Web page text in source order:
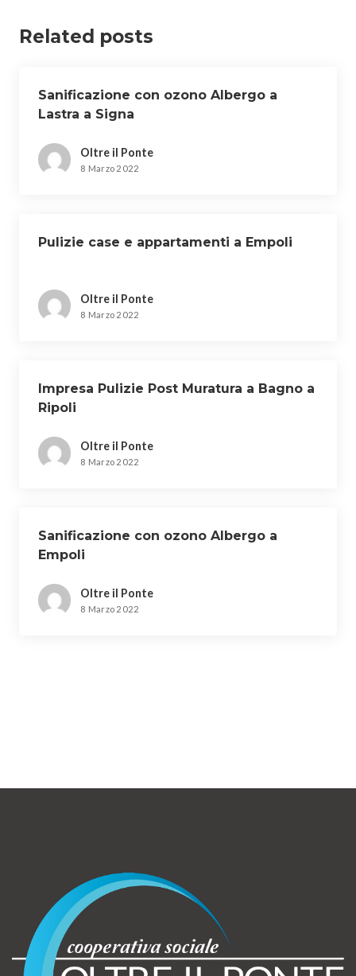
Related posts
Sanificazione con ozono Albergo a
Lastra a Signa
Oltre il Ponte
8 Marzo 2022
Pulizie case e appartamenti a Empoli
Oltre il Ponte
8 Marzo 2022
Impresa Pulizie Post Muratura a Bagno a
Ripoli
Oltre il Ponte
8 Marzo 2022
Sanificazione con ozono Albergo a
Empoli
Oltre il Ponte
8 Marzo 2022